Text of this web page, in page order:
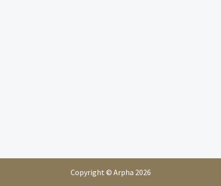
Copyright © Arpha 2026